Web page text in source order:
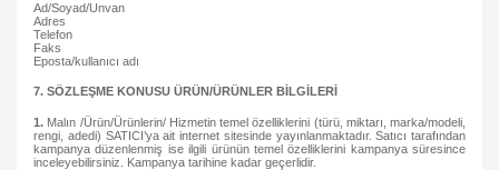
Ad/Soyad/Unvan
Adres
Telefon
Faks
Eposta/kullanıcı adı
7. SÖZLEŞME KONUSU ÜRÜN/ÜRÜNLER BİLGİLERİ
1. Malın /Ürün/Ürünlerin/ Hizmetin temel özelliklerini (türü, miktarı, marka/modeli,
rengi, adedi) SATICI’ya ait internet sitesinde yayınlanmaktadır. Satıcı tarafından
kampanya düzenlenmiş ise ilgili ürünün temel özelliklerini kampanya süresince
inceleyebilirsiniz. Kampanya tarihine kadar geçerlidir.